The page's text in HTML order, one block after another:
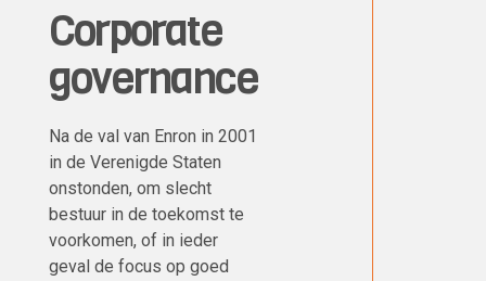
Corporate
governance
Na de val van Enron in 2001
in de Verenigde Staten
onstonden, om slecht
bestuur in de toekomst te
voorkomen, of in ieder
geval de focus op goed